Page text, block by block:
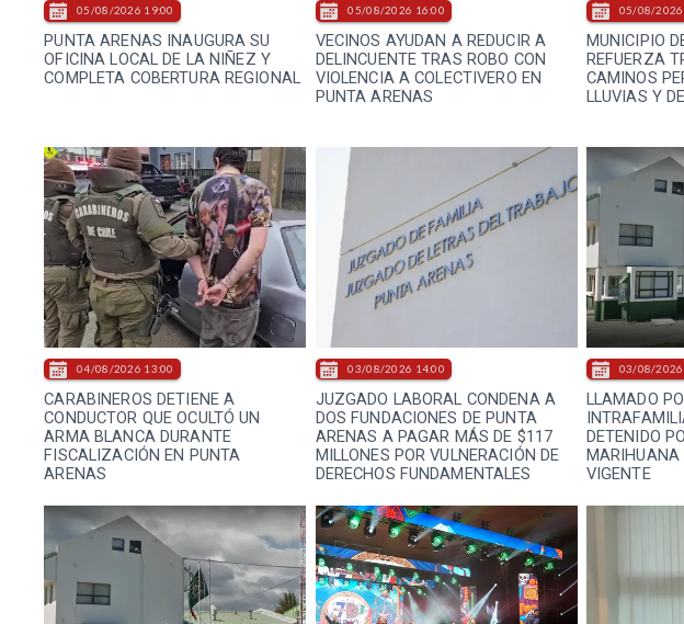
PUNTA ARENAS INAUGURA SU
OFICINA LOCAL DE LA NIÑEZ Y
COMPLETA COBERTURA REGIONAL
05/08/2026 19:00
VECINOS AYUDAN A REDUCIR A
DELINCUENTE TRAS ROBO CON
VIOLENCIA A COLECTIVERO EN
PUNTA ARENAS
05/08/2026 16:00
MUNICIPIO
REFUERZA
CAMINOS
LLUVIAS Y
05/08/2026
CARABINEROS DETIENE A
CONDUCTOR QUE OCULTÓ UN
ARMA BLANCA DURANTE
FISCALIZACIÓN EN PUNTA
ARENAS
04/08/2026 13:00
JUZGADO LABORAL CONDENA A
DOS FUNDACIONES DE PUNTA
ARENAS A PAGAR MÁS DE $117
MILLONES POR VULNERACIÓN DE
DERECHOS FUNDAMENTALES
03/08/2026 14:00
LLAMADO
DETENIDO
MARIHUANA
VIGENTE
03/08/2026